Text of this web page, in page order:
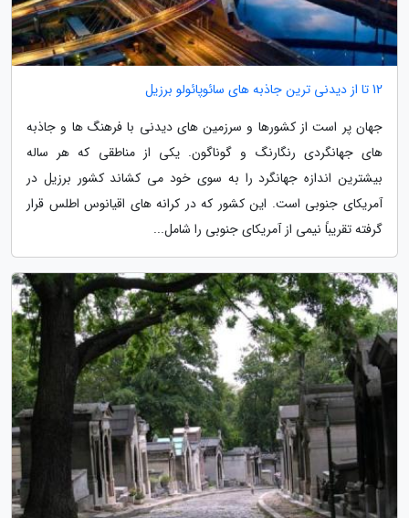
12 تا از دیدنی ترین جاذبه های سائوپائولو برزیل
جهان پر است از کشورها و سرزمین های دیدنی با فرهنگ ها و جاذبه
های جهانگردی رنگارنگ و گوناگون. یکی از مناطقی که هر ساله
بیشترین اندازه جهانگرد را به سوی خود می کشاند کشور برزیل در
آمریکای جنوبی است. این کشور که در کرانه های اقیانوس اطلس قرار
گرفته تقریباً نیمی از آمریکای جنوبی را شامل...